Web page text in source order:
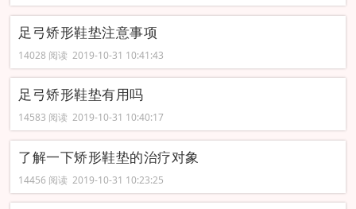
足弓矫形鞋垫注意事项
14028 阅读 2019-10-31 10:41:43
足弓矫形鞋垫有用吗
14583 阅读 2019-10-31 10:40:17
了解一下矫形鞋垫的治疗对象
14456 阅读 2019-10-31 10:23:25